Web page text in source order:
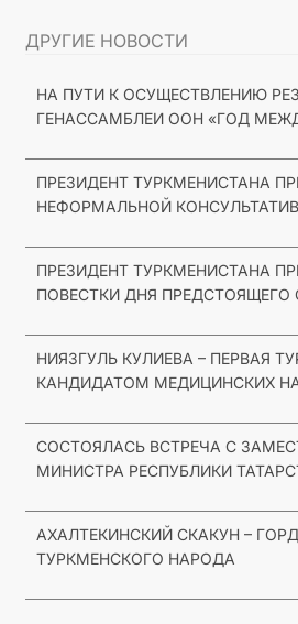
ДРУГИЕ НОВОСТИ
НА ПУТИ К ОСУЩЕСТВЛЕНИЮ
ГЕНАССАМБЛЕИ ООН «ГОД
ПРЕЗИДЕНТ ТУРКМЕНИСТАНА
НЕФОРМАЛЬНОЙ
ПРЕЗИДЕНТ ТУРКМЕНИСТАНА
ПОВЕСТКИ ДНЯ ПРЕДСТОЯЩЕГО
НИЯЗГУЛЬ КУЛИЕВА – ПЕРВАЯ
КАНДИДАТОМ МЕДИЦИНСКИХ
СОСТОЯЛАСЬ ВСТРЕЧА С
МИНИСТРА РЕСПУБЛИКИ
АХАЛТЕКИНСКИЙ СКАКУН –
ТУРКМЕНСКОГО НАРОДА